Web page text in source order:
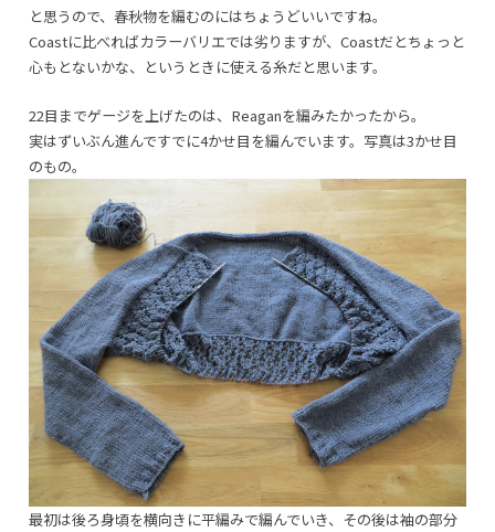
と思うので、春秋物を編むのにはちょうどいいですね。
Coastに比べればカラーバリエでは劣りますが、Coastだとちょっと
心もとないかな、というときに使える糸だと思います。
22目までゲージを上げたのは、Reaganを編みたかったから。
実はずいぶん進んですでに4かせ目を編んでいます。写真は3かせ目
のもの。
最初は後ろ身頃を横向きに平編みで編んでいき、その後は袖の部分